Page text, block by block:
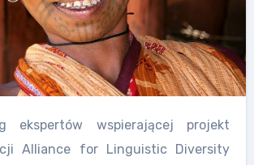
ekspertów wspierającej projekt
Alliance for Linguistic Diversity